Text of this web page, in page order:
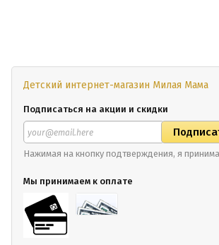
Детский интернет-магазин Милая Мама
Подписаться на акции и скидки
Нажимая на кнопку подтверждения, я
Мы принимаем к оплате